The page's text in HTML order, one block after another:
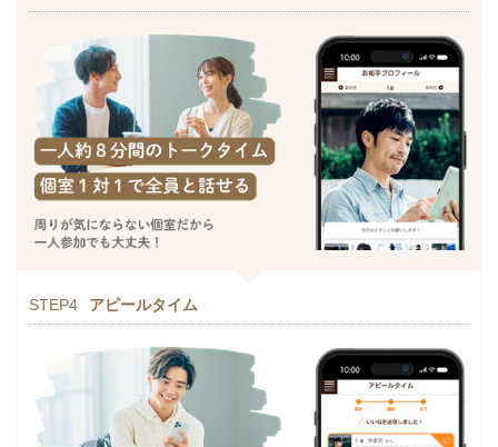
STEP4 アピールタイム